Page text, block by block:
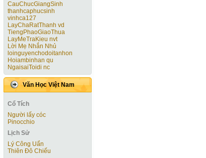
CauChucGiangSinh
thanhcaphucsinh
vinhca127
LayChaRatThanh vd
TiengPhaoGiaoThua
LayMeTraKieu nvt
Lời Mẹ Nhắn Nhủ
loinguyenchodoitanhon
Hoiambinhan qu
NgaisaiToidi nc
Văn Học Việt Nam
Cổ Tích
Người lấy cóc
Pinocchio
Lịch Sử
Lý Công Uẩn
Thiên Đô Chiếu